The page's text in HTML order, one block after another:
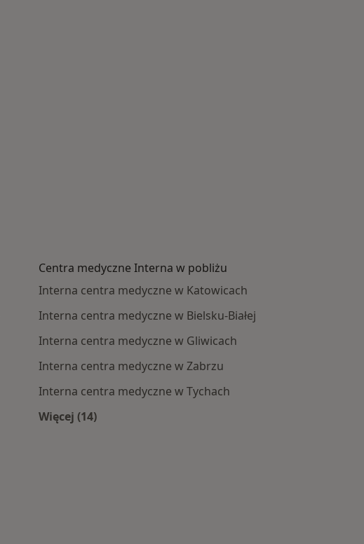
Centra medyczne Interna w pobliżu
Interna centra medyczne w Katowicach
Interna centra medyczne w Bielsku-Białej
Interna centra medyczne w Gliwicach
Interna centra medyczne w Zabrzu
Interna centra medyczne w Tychach
Więcej (14)